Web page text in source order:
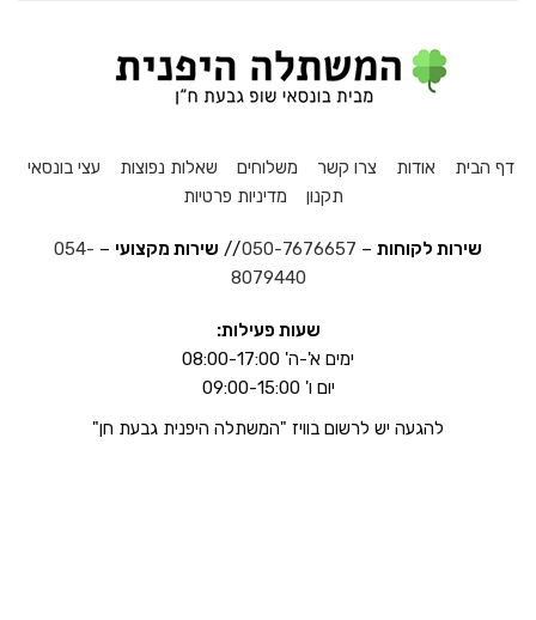
דף הבית אודות צרו קשר משלוחים שאלות נפוצות
עצי בונסאי
תקנון
מדיניות פרטיות
שירות לקוחות –
050-7676657
// שירות מקצועי –
054-
8079440
שעות פעילות:
ימים א'-ה' 08:00-17:00
יום ו' 09:00-15:00
להגעה יש לרשום בוויז "המשתלה היפנית גבעת חן"